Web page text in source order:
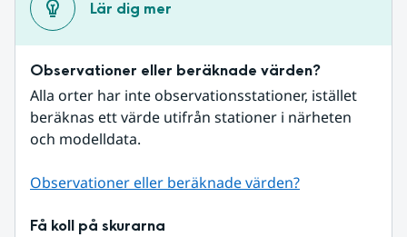
Lär dig mer
Observationer eller beräknade värden?
Alla orter har inte observationsstationer, istället
beräknas ett värde utifrån stationer i närheten
och modelldata.
Observationer eller beräknade värden?
Få koll på skurarna